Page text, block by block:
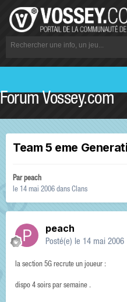
Forum Vossey.com
Team 5 eme
Par peach
le 14 mai 2006 dans Clans
peach
Posté(e) le 14 mai 2006
la section 5G recrute un joueur :
dispo 4 soirs par semaine .